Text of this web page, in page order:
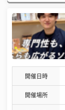
開催日時
開催場所